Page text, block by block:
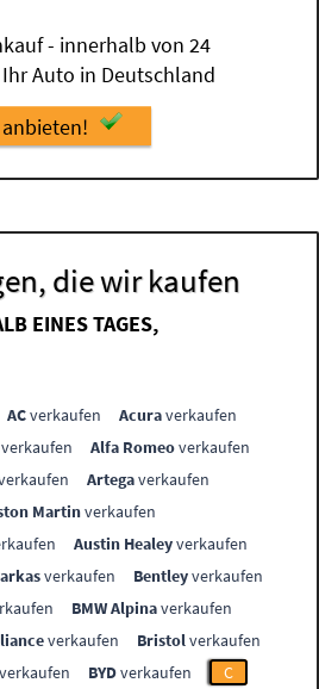
- innerhalb von 24
Auto in Deutschland
die wir kaufen
EINES TAGES,
ACverkaufen Acuraverkaufen
verkaufen Alfa Romeoverkaufen
Artegaverkaufen
Martinverkaufen
Austin Healeyverkaufen
verkaufen Bentleyverkaufen
BMW Alpinaverkaufen
verkaufen Bristolverkaufen
verkaufen BYDverkaufen C